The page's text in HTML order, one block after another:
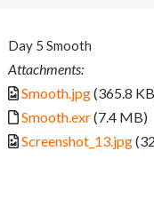
Day 5 Smooth
Attachments:
Smooth.jpg(365.8
Smooth.exr(7.4 MB)
Screenshot_13.jpg